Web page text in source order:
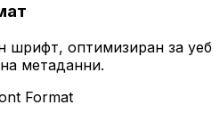
шрифт, оптимизиран за уеб
метаданни.
Format